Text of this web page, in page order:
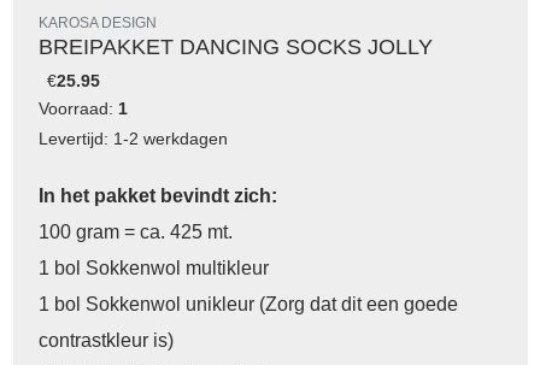
KAROSA DESIGN
BREIPAKKET DANCING SOCKS JOLLY
€25.95
Voorraad: 1
Levertijd: 1-2 werkdagen
In het pakket bevindt zich:
100 gram = ca. 425 mt.
1 bol Sokkenwol multikleur
1 bol Sokkenwol unikleur (Zorg dat dit een goede
contrastkleur is)